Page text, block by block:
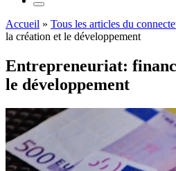
Accueil » Tous les articles du
la création et le développement
Entrepreneuriat:
le développement